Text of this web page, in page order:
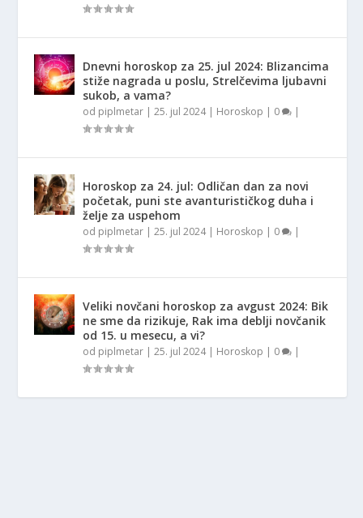
Dnevni horoskop za 25. jul 2024: Blizancima
stiže nagrada u poslu, Strelčevima ljubavni
sukob, a vama?
od piplmetar |25. jul 2024| Horoskop | 0 |
Horoskop za 24. jul: Odličan dan za novi
početak, puni ste avanturističkog duha i
želje za uspehom
od piplmetar |25. jul 2024| Horoskop | 0 |
Veliki novčani horoskop za avgust 2024: Bik
ne sme da rizikuje, Rak ima deblji novčanik
od 15. u mesecu, a vi?
od piplmetar |25. jul 2024| Horoskop | 0 |